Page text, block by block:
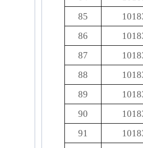
85
86
87
88
89
90
91